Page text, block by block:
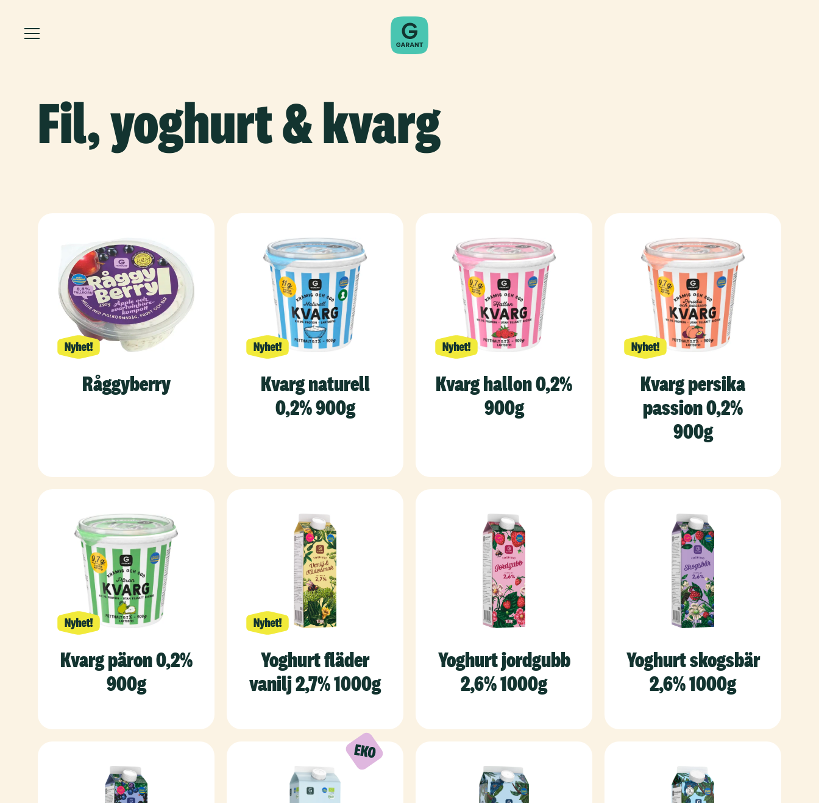
Fil, yoghurt & kvarg
Råggyberry
Kvarg naturell
0,2% 900g
Kvarg hallon 0,2%
900g
Kvarg persika
passion 0,2%
900g
Kvarg päron 0,2%
900g
Yoghurt fläder
vanilj 2,7% 1000g
Yoghurt jordgubb
2,6% 1000g
Yoghurt skogsbär
2,6% 1000g